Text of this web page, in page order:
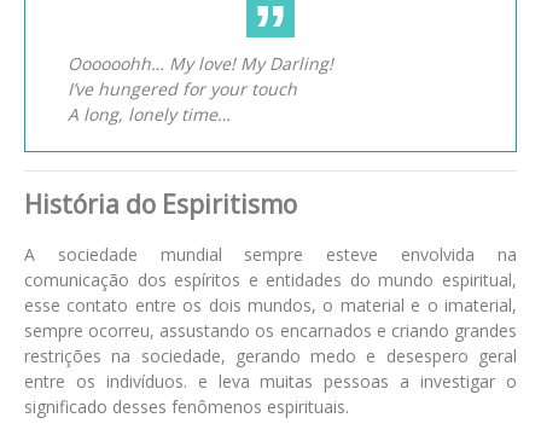
Oooooohh… My love! My Darling!
I’ve hungered for your touch
A long, lonely time…
História do Espiritismo
A sociedade mundial sempre esteve envolvida na
comunicação dos espíritos e entidades do mundo espiritual,
esse contato entre os dois mundos, o material e o imaterial,
sempre ocorreu, assustando os encarnados e criando grandes
restrições na sociedade, gerando medo e desespero geral
entre os indivíduos. e leva muitas pessoas a investigar o
significado desses fenômenos espirituais.